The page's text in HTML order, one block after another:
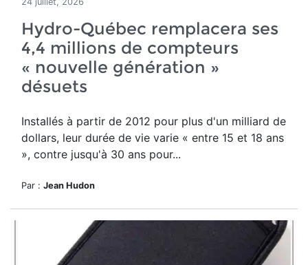
Hydro-Québec remplacera ses
4,4 millions de compteurs
« nouvelle génération »
désuets
Installés à partir de 2012 pour plus d'un milliard de
dollars, leur durée de vie varie « entre 15 et 18 ans
», contre jusqu'à 30 ans pour...
Par : Jean Hudon